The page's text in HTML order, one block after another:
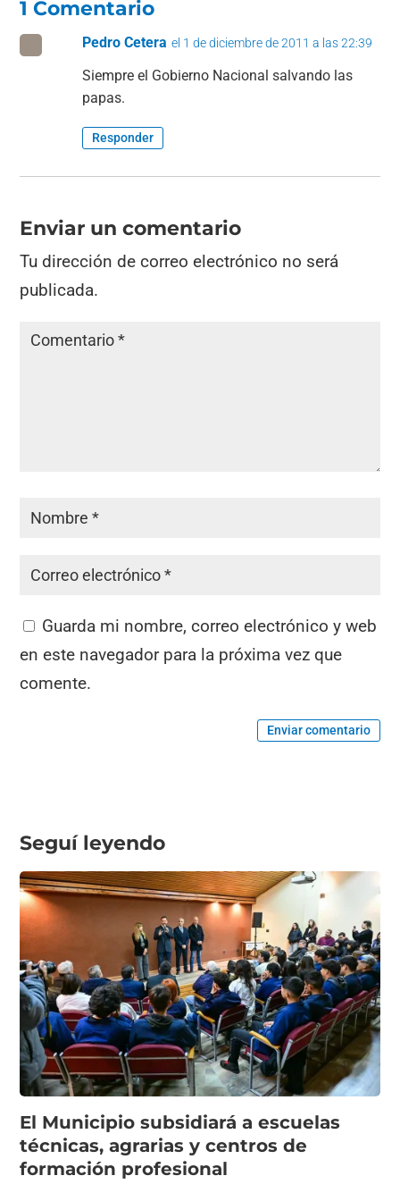
1 Comentario
Pedro Cetera el 1 de diciembre de 2011 a las 22:39
Siempre el Gobierno Nacional salvando las
papas.
Responder
Enviar un comentario
Tu dirección de correo electrónico no será
publicada.
Guarda mi nombre, correo electrónico y web
en este navegador para la próxima vez que
comente.
Enviar comentario
Seguí leyendo
El Municipio subsidiará a escuelas
técnicas, agrarias y centros de
formación profesional